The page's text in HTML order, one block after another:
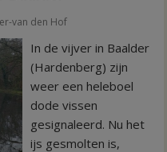
van den Hof
In de vijver in Baalder
(Hardenberg) zijn
weer een heleboel
dode vissen
gesignaleerd. Nu het
ijs gesmolten is,